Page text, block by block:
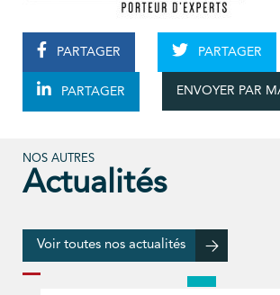
PARTAGER PARTAGER
PARTAGER ENVOYER PAR
NOS AUTRES
Actualités
Voir toutes nos actualités